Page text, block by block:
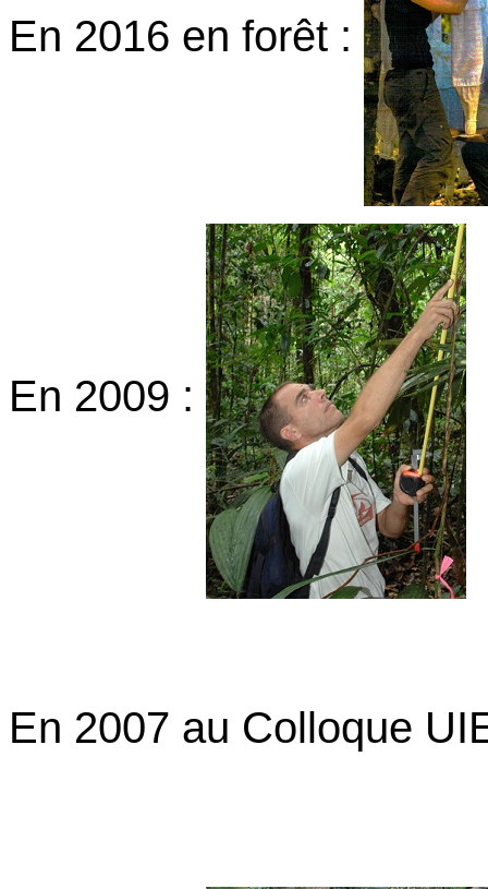
En 2016 en forêt :
En 2009 :
En 2007 au Colloque